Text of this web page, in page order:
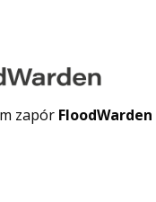
zapór FloodWarden